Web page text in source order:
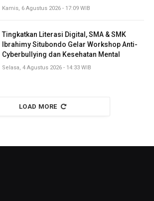
Kamis, 6 Agustus 2026 - 17:09 WIB
Tingkatkan Literasi Digital, SMA & SMK
Ibrahimy Situbondo Gelar Workshop Anti-
Cyberbullying dan Kesehatan Mental
Selasa, 4 Agustus 2026 - 14:33 WIB
LOAD MORE